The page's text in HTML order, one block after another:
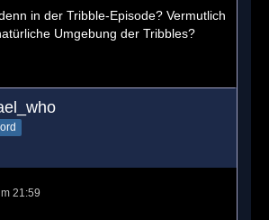
in der Tribble-Episode? Vermutlich
Umgebung der Tribbles?
21:59